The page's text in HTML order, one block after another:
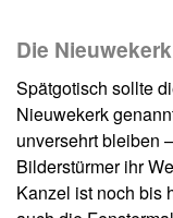
Die
Spätgotisch sollte
Nieuwekerk
unversehrt bleiben
Bilderstürmer ihr
Kanzel ist noch bis